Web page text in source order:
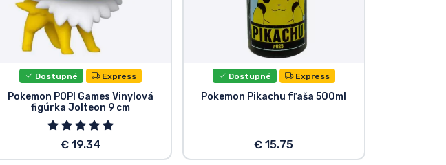
Dostupné Express
Pokemon POP! Games Vinylová
figúrka Jolteon 9 cm
€ 19.34
Dostupné Express
Pokemon Pikachu fľaša 500ml
€ 15.75